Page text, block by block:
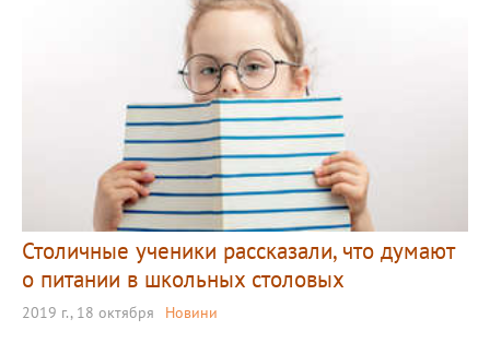
Столичные ученики рассказали, что думают
о питании в школьных столовых
2019 г., 18 октября Новини